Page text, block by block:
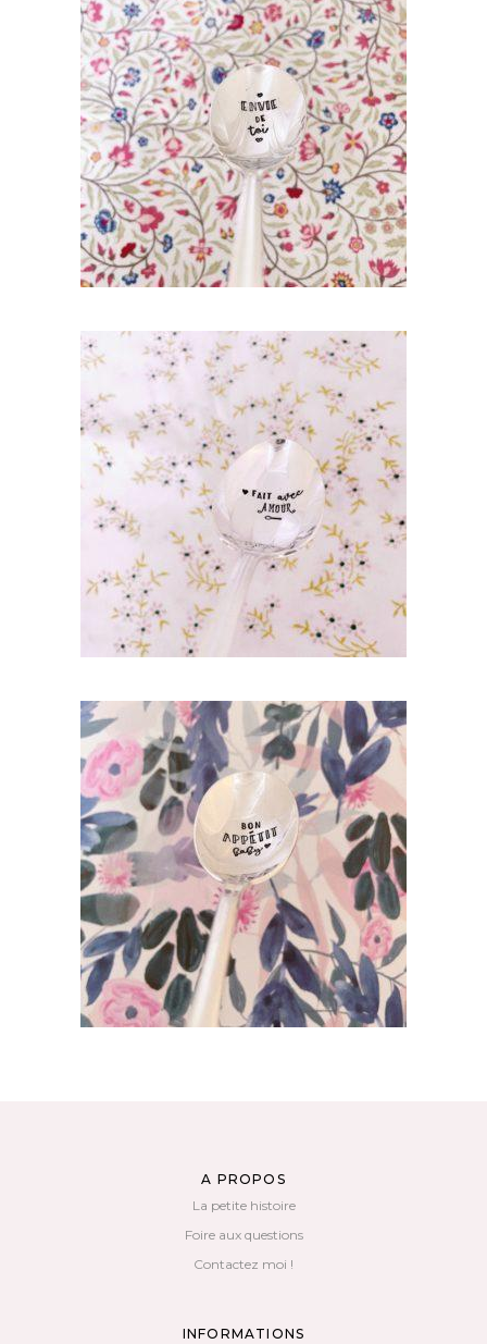
CUILLÈRE ATYPIQUE GRAVÉE VINTAGE :
ENVIE DE TOI
35,00€
AJOUTER AU PANIER
CUILLÈRE ATYPIQUE GRAVÉE VINTAGE :
FAIT AVEC AMOUR
AJOUTER AU PANIER
CUILLÈRE ATYPIQUE GRAVÉE VINTAGE :
BON APPÉTIT BABY
35,00€
AJOUTER AU PANIER
A PROPOS
La petite histoire
Foire aux questions
Contactez moi !
INFORMATIONS